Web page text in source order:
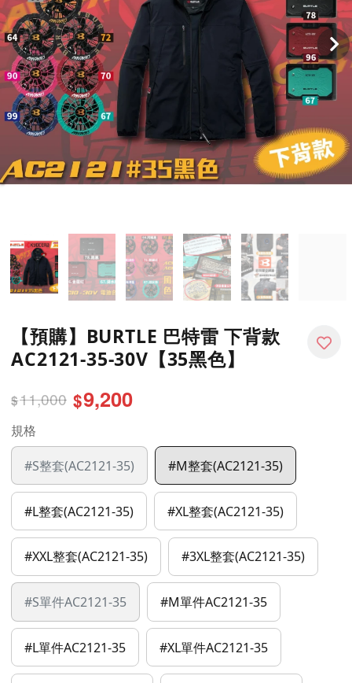
【預購】BURTLE 巴特雷 下背款
AC2121-35-30V【35黑色】
$11,000 $9,200
規格
#S整套(AC2121-35) #M整套(AC2121-35)
#L整套(AC2121-35) #XL整套(AC2121-35)
#XXL整套(AC2121-35) #3XL整套(AC2121-35)
#S單件AC2121-35 #M單件AC2121-35
#L單件AC2121-35 #XL單件AC2121-35